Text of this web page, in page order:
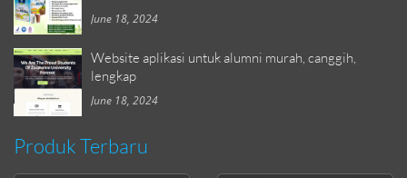
June 18, 2024
Website aplikasi untuk alumni murah, canggih,
lengkap
June 18, 2024
Produk Terbaru